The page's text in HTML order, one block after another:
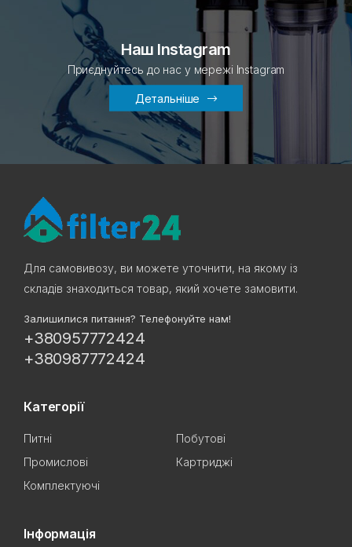
Наш Instagram
Приєднуйтесь до нас у мережі Instagram
Детальніше
Для самовивозу, ви можете уточнити, на якому із
складів знаходиться товар, який хочете замовити.
Залишилися питання? Телефонуйте нам!
+380957772424
+380987772424
Категорії
Питні
Побутові
Промислові
Картриджі
Комплектуючі
Інформація